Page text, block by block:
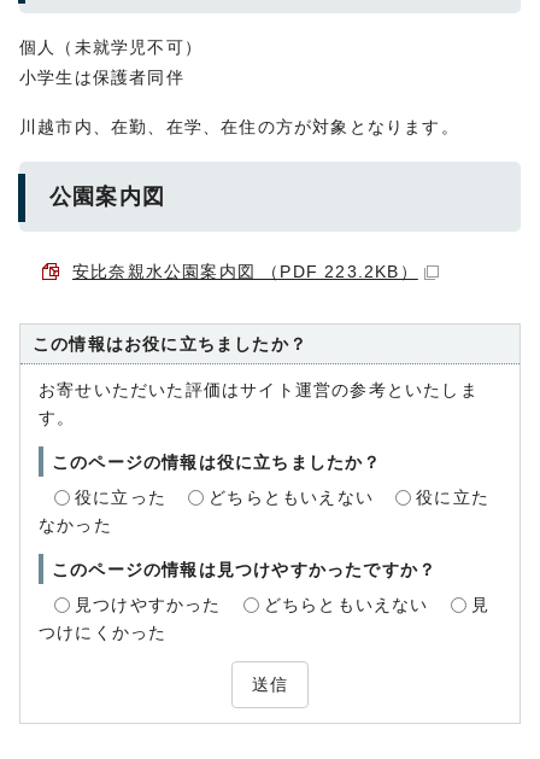
個人（未就学児不可）
小学生は保護者同伴
川越市内、在勤、在学、在住の方が対象となります。
公園案内図
安比奈親水公園案内図 （PDF 223.2KB）
この情報はお役に立ちましたか？
お寄せいただいた評価はサイト運営の参考といたしま
す。
このページの情報は役に立ちましたか？
役に立った
どちらともいえない
役に立た
なかった
このページの情報は見つけやすかったですか？
見つけやすかった
どちらともいえない
見
つけにくかった
送信